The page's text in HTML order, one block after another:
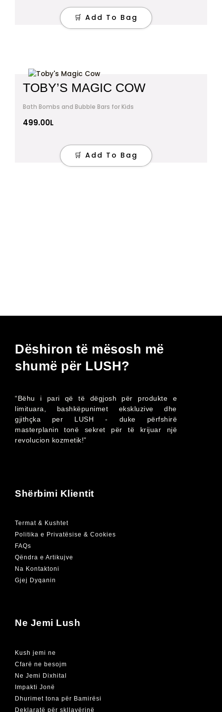
🛒 Add To Bag
TOBY’S MAGIC COW
Bath Bombs and Bubble Bars for Kids
499.00L
🛒 Add To Bag
Dëshiron të mësosh më
shumë për LUSH?
“Bëhu i pari që të dëgjosh për produkte e
limituara, bashkëpunimet ekskluzive dhe
gjithçka per LUSH - duke përfshirë
masterplanin tonë sekret për të krijuar një
revolucion kozmetik!”
Shërbimi Klientit
Termat & Kushtet
Politika e Privatësise & Cookies
FAQs
Qëndra e Artikujve
Na Kontaktoni
Gjej Dyqanin
Ne Jemi Lush
Kush jemi ne
Cfarë ne besojm
Ne Jemi Dixhital
Impakti Jonë
Dhurimet tona për Bamirësi
Deklaratë për skllavërinë